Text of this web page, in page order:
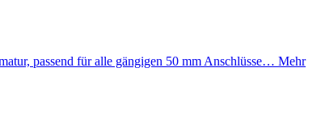
passend für alle gängigen 50 mm Anschlüsse… Mehr